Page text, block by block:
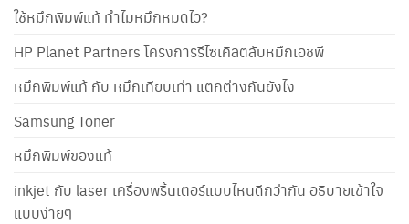
ใช้หมึกพิมพ์แท้ ทำไมหมึกหมดไว?
HP Planet Partners โครงการรีไซเคิลตลับหมึกเอชพี
หมึกพิมพ์แท้ กับ หมึกเทียบเท่า แตกต่างกันยังไง
Samsung Toner
หมึกพิมพ์ของแท้
inkjet กับ laser เครื่องพริ้นเตอร์แบบไหนดีกว่ากัน อธิบายเข้าใจ
แบบง่ายๆ